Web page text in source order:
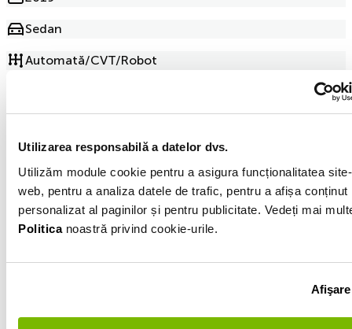
Utilizarea responsabilă a datelor dvs.
Utilizăm module cookie pentru a asigura funcționalitatea
web, pentru a analiza datele de trafic, pentru a afișa conținut
personalizat al paginilor și pentru publicitate. Vedeți mai
Politicanoastră privind cookie-urile.
Afişare
Sedan
Automată/CVT/Robot
Negru
Vezi toate optiunile (26)
Informatiile vanzatorului